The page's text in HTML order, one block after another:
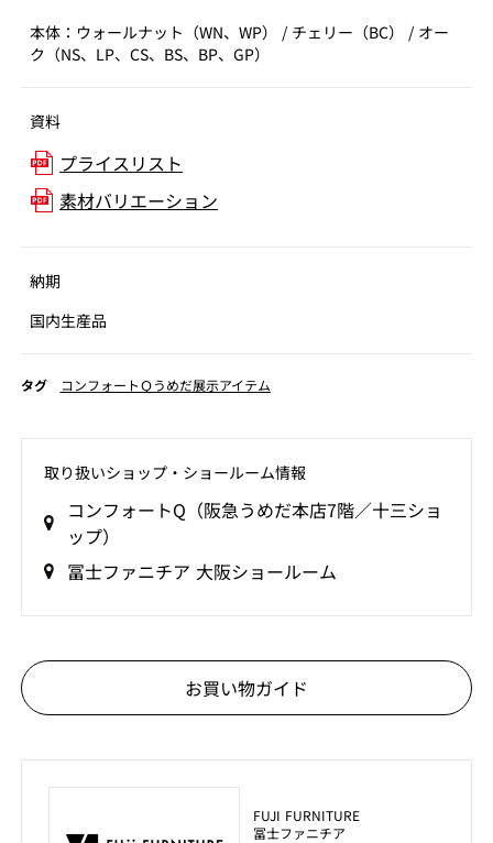
本体：ウォールナット（WN、WP） / チェリー（BC） / オー
ク（NS、LP、CS、BS、BP、GP）
資料
プライスリスト
素材バリエーション
納期
国内生産品
タグ コンフォートＱうめだ展示アイテム
取り扱いショップ‧ショールーム情報
コンフォートQ（阪急うめだ本店7階／十三ショ
ップ）
冨士ファニチア 大阪ショールーム
お買い物ガイド
FUJI FURNITURE
冨士ファニチア